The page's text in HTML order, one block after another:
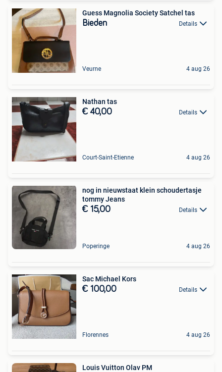
Guess Magnolia Society Satchel tas
Bieden Details
Veurne 4 aug 26
Nathan tas
€ 40,00 Details
Court-Saint-Etienne 4 aug 26
nog in nieuwstaat klein schoudertasje
tommy Jeans
€ 15,00 Details
Poperinge 4 aug 26
Sac Michael Kors
€ 100,00 Details
Florennes 4 aug 26
Louis Vuitton Olav PM